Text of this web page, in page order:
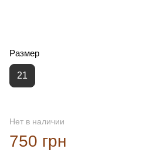
Размер
21
Нет в наличии
750 грн